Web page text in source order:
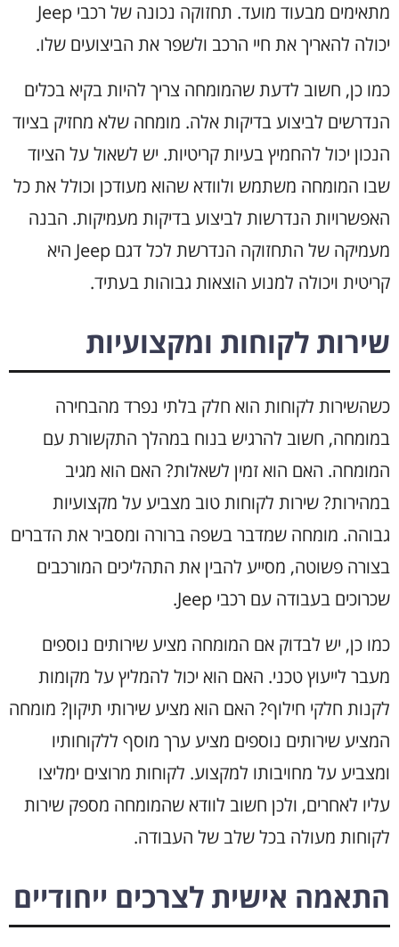
מתאימים מבעוד מועד. תחזוקה נכונה של רכבי Jeep
יכולה להאריך את חיי הרכב ולשפר את הביצועים שלו.
כמו כן, חשוב לדעת שהמומחה צריך להיות בקיא בכלים
הנדרשים לביצוע בדיקות אלה. מומחה שלא מחזיק בציוד
הנכון יכול להחמיץ בעיות קריטיות. יש לשאול על הציוד
שבו המומחה משתמש ולוודא שהוא מעודכן וכולל את כל
האפשרויות הנדרשות לביצוע בדיקות מעמיקות. הבנה
מעמיקה של התחזוקה הנדרשת לכל דגם Jeep היא
קריטית ויכולה למנוע הוצאות גבוהות בעתיד.
שירות לקוחות ומקצועיות
כשהשירות לקוחות הוא חלק בלתי נפרד מהבחירה
במומחה, חשוב להרגיש בנוח במהלך התקשורת עם
המומחה. האם הוא זמין לשאלות? האם הוא מגיב
במהירות? שירות לקוחות טוב מצביע על מקצועיות
גבוהה. מומחה שמדבר בשפה ברורה ומסביר את הדברים
בצורה פשוטה, מסייע להבין את התהליכים המורכבים
שכרוכים בעבודה עם רכבי Jeep.
כמו כן, יש לבדוק אם המומחה מציע שירותים נוספים
מעבר לייעוץ טכני. האם הוא יכול להמליץ על מקומות
לקנות חלקי חילוף? האם הוא מציע שירותי תיקון? מומחה
המציע שירותים נוספים מציע ערך מוסף ללקוחותיו
ומצביע על מחויבותו למקצוע. לקוחות מרוצים ימליצו
עליו לאחרים, ולכן חשוב לוודא שהמומחה מספק שירות
לקוחות מעולה בכל שלב של העבודה.
התאמה אישית לצרכים ייחודיים